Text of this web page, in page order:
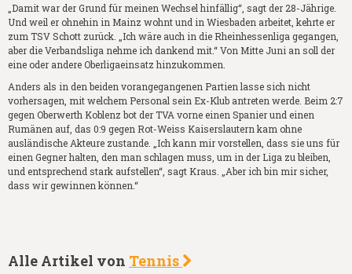
„Damit war der Grund für meinen Wechsel hinfällig“, sagt der 28-Jährige.
Und weil er ohnehin in Mainz wohnt und in Wiesbaden arbeitet, kehrte er
zum TSV Schott zurück. „Ich wäre auch in die Rheinhessenliga gegangen,
aber die Verbandsliga nehme ich dankend mit.“ Von Mitte Juni an soll der
eine oder andere Oberligaeinsatz hinzukommen.
Anders als in den beiden vorangegangenen Partien lasse sich nicht
vorhersagen, mit welchem Personal sein Ex-Klub antreten werde. Beim 2:7
gegen Oberwerth Koblenz bot der TVA vorne einen Spanier und einen
Rumänen auf, das 0:9 gegen Rot-Weiss Kaiserslautern kam ohne
ausländische Akteure zustande. „Ich kann mir vorstellen, dass sie uns für
einen Gegner halten, den man schlagen muss, um in der Liga zu bleiben,
und entsprechend stark aufstellen“, sagt Kraus. „Aber ich bin mir sicher,
dass wir gewinnen können.“
Alle Artikel von Tennis